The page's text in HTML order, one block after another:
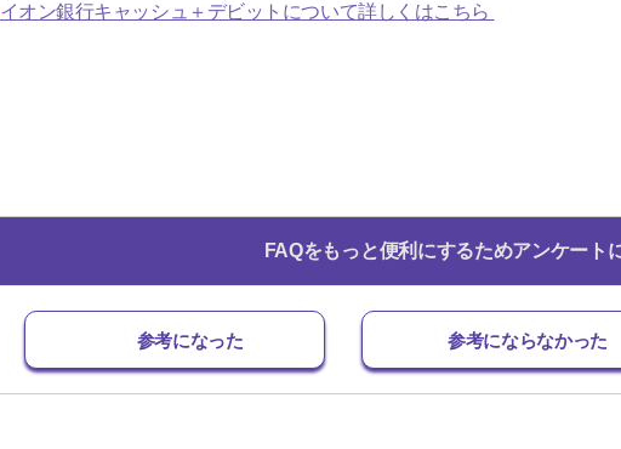
イオン銀行キャッシュ＋デビットについて詳しくはこちら
FAQをもっと便利にするためアンケート
参考になった 参考にならなかった